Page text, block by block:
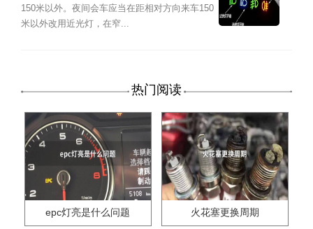
150米以外。夜间会车应当在距相对方向来车150
米以外改用近光灯，在窄...
热门阅读
epc灯亮是什么问题 火花塞更换周期